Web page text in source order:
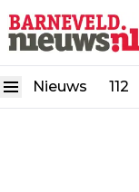
Nieuws 112